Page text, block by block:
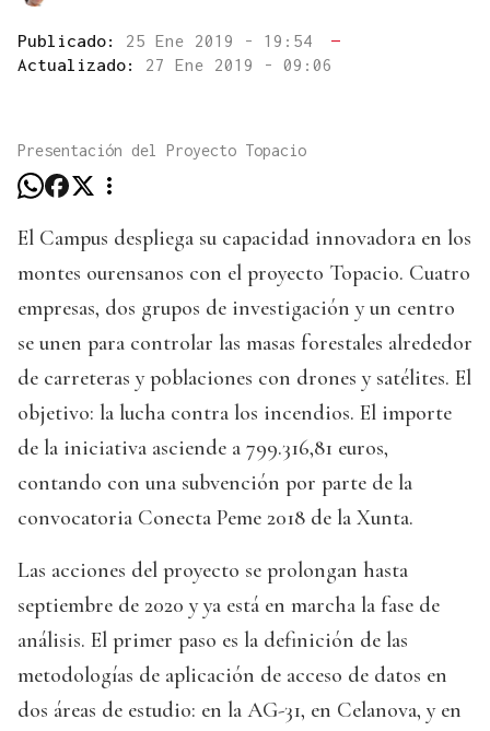
Publicado: 25 Ene 2019 - 19:54
—
Actualizado: 27 Ene 2019 - 09:06
Presentación del Proyecto Topacio
El Campus despliega su capacidad innovadora en los
montes ourensanos con el proyecto Topacio. Cuatro
empresas, dos grupos de investigación y un centro
se unen para controlar las masas forestales alrededor
de carreteras y poblaciones con drones y satélites. El
objetivo: la lucha contra los incendios. El importe
de la iniciativa asciende a 799.316,81 euros,
contando con una subvención por parte de la
convocatoria Conecta Peme 2018 de la Xunta.
Las acciones del proyecto se prolongan hasta
septiembre de 2020 y ya está en marcha la fase de
análisis. El primer paso es la definición de las
metodologías de aplicación de acceso de datos en
dos áreas de estudio: en la AG-31, en Celanova, y en